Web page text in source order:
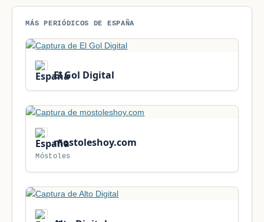
MÁS PERIÓDICOS DE ESPAÑA
El Gol Digital
mostoleshoy.com
Móstoles